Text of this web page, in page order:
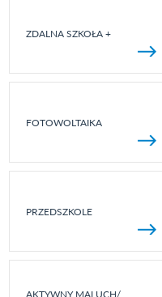
ZDALNA SZKOŁA +
FOTOWOLTAIKA
PRZEDSZKOLE
AKTYWNY MALUCH/